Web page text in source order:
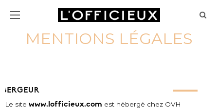
MENTIONS LÉGALES
Le site www.lofficieux.com est hébergé chez OVH